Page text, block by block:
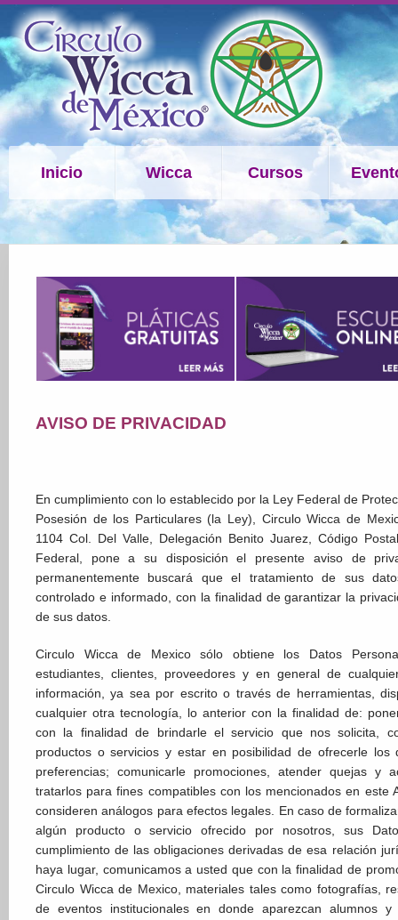
Inicio Wicca Cursos
AVISO DE PRIVACIDAD
En cumplimiento con lo establecido por la Ley Federal de
Posesión de los Particulares (la Ley), Circulo Wicca de
1104 Col. Del Valle, Delegación Benito Juarez, Código
Federal, pone a su disposición el presente aviso de
permanentemente buscará que el tratamiento de sus
controlado e informado, con la finalidad de garantizar la
de sus datos.
Circulo Wicca de Mexico sólo obtiene los Datos
estudiantes, clientes, proveedores y en general de
información, ya sea por escrito o través de herramientas,
cualquier otra tecnología, lo anterior con la finalidad de:
con la finalidad de brindarle el servicio que nos solicita,
productos o servicios y estar en posibilidad de ofrecerle
preferencias; comunicarle promociones, atender quejas y
tratarlos para fines compatibles con los mencionados en este
consideren análogos para efectos legales. En caso de
algún producto o servicio ofrecido por nosotros, sus
cumplimiento de las obligaciones derivadas de esa relación
haya lugar, comunicamos a usted que con la finalidad de
Circulo Wicca de Mexico, materiales tales como fotografías,
de eventos institucionales en donde aparezcan alumnos y